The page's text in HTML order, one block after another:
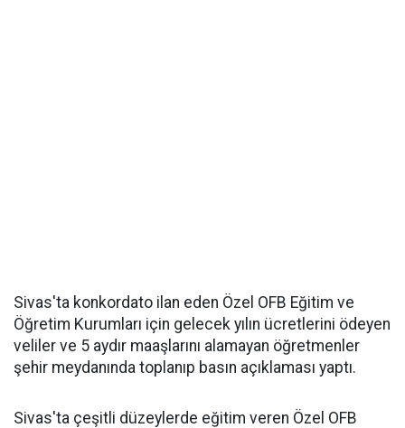
Sivas'ta konkordato ilan eden Özel OFB Eğitim ve
Öğretim Kurumları için gelecek yılın ücretlerini ödeyen
veliler ve 5 aydır maaşlarını alamayan öğretmenler
şehir meydanında toplanıp basın açıklaması yaptı.
Sivas'ta çeşitli düzeylerde eğitim veren Özel OFB